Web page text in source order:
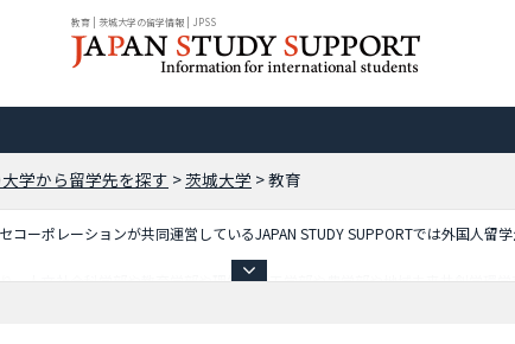
教育 | 茨城大学の留学情報 | JPSS
学から留学先を探す >茨城大学 >教育
ーポレーションが共同運営しているJAPAN STUDY SUPPORTでは外国人留
、人文社会科学部や教育学部や理学部や工学部や農学部や地域未来共創学環